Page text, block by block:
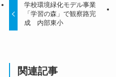
学校環境緑化モデル事業
「学習の森」で観察路完
成 内部東小
関連記事